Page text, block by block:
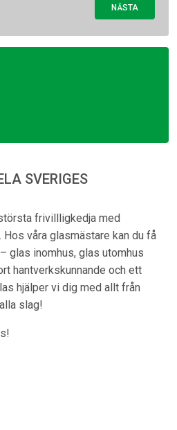
NÄSTA
SVERIGES
frivillligkedja med
våra glasmästare kan du få
glas inomhus, glas utomhus
hantverkskunnande och ett
hjälper vi dig med allt från
slag!